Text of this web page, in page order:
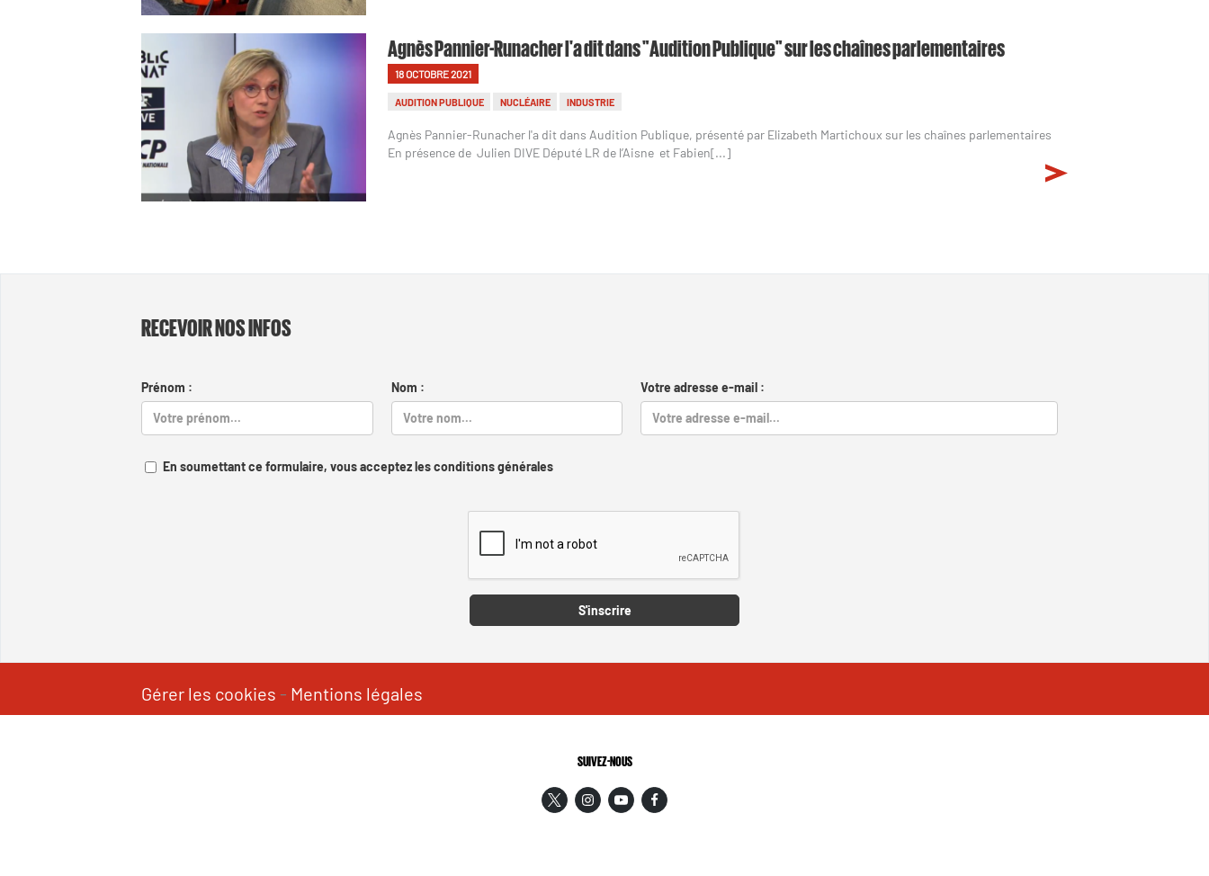
Agnès Pannier-Runacher l'a dit dans "Audition Publique" sur les chaînes parlementaires
18 OCTOBRE 2021
AUDITION PUBLIQUE NUCLÉAIRE INDUSTRIE
Agnès Pannier-Runacher l'a dit dans Audition Publique, présenté par Elizabeth Martichoux sur les chaînes parlementaires
En présence de Julien DIVE Député LR de l’Aisne et Fabien[...]
RECEVOIR NOS INFOS
Prénom : Nom : Votre adresse e-mail :
En soumettant ce formulaire, vous acceptez les conditions générales
S'inscrire
Gérer les cookies - Mentions légales
SUIVEZ-NOUS